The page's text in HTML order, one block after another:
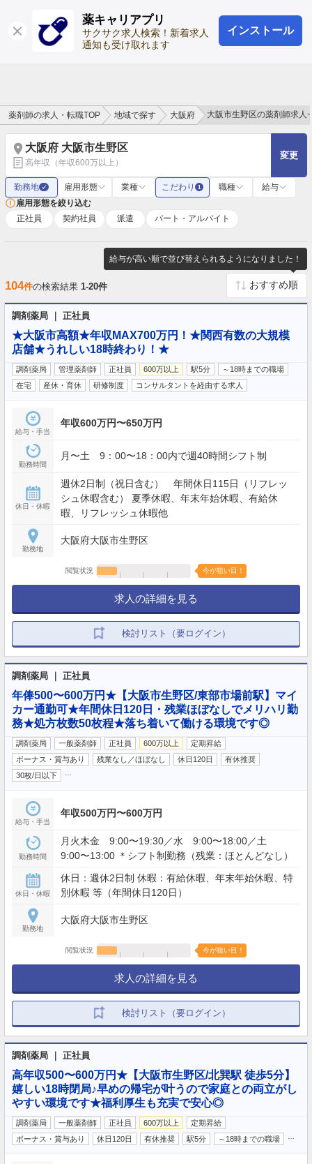
薬キャリアプリ
サクサク求人検索！新着求人
通知も受け取れます
インストール
ログイン 会員登録
薬剤師の求人・転職TOP 地域で探す 大阪府 大阪市生野区の薬剤師求人
大阪府 大阪市生野区
高年収（年収600万以上）
変更
勤務地 ✓ 雇用形態 業種 こだわり 1 職種
給与
雇用形態を絞り込む
正社員
契約社員 派遣 パート・アルバイト
給与が高い順で並び替えられるようになりました！
104件の検索結果 1-20件
調剤薬局 ｜ 正社員
★大阪市高額★年収MAX700万円！★関西有数の大規模
店舗★うれしい18時終わり！★
調剤薬局 管理薬剤師 正社員 600万以上 駅5分
～18時までの職場
在宅
産休・育休 研修制度 コンサルタントを経由する求人
給与・手当
年収600万円〜650万円
勤務時間
月〜土 9：00〜18：00内で週40時間シフト制
休日・休暇
週休2日制（祝日含む） 年間休日115日（リフレッ
シュ休暇含む） 夏季休暇、年末年始休暇、有給休
暇、リフレッシュ休暇他
勤務地
大阪府大阪市生野区
閲覧状況 今が狙い目！
求人の詳細を見る
検討リスト（要ログイン）
調剤薬局 ｜ 正社員
年俸500〜600万円★【大阪市生野区/東部市場前駅】マイ
カー通勤可★年間休日120日・残業ほぼなしでメリハリ勤
務★処方枚数50枚程★落ち着いて働ける環境です◎
調剤薬局 一般薬剤師 正社員 600万以上
定期昇給
ボーナス・賞与あり
残業なし／ほぼなし 休日120日
有休推奨
30枚/日以下
給与・手当
年収500万円〜600万円
勤務時間
月火木金 9:00〜19:30／水 9:00〜18:00／土
9:00〜13:00 ＊シフト制勤務（残業：ほとんどなし）
休日・休暇
休日：週休2日制 休暇：有給休暇、年末年始休暇、特
別休暇 等（年間休日120日）
勤務地
大阪府大阪市生野区
閲覧状況 今が狙い目！
求人の詳細を見る
検討リスト（要ログイン）
調剤薬局 ｜ 正社員
高年収500〜600万円★【大阪市生野区/北巽駅 徒歩5分】
嬉しい18時閉局♪早めの帰宅が叶うので家庭との両立がし
やすい環境です★福利厚生も充実で安心◎
調剤薬局 一般薬剤師 正社員 600万以上
定期昇給
ボーナス・賞与あり
休日120日 有休推奨 駅5分 ～18時までの職場